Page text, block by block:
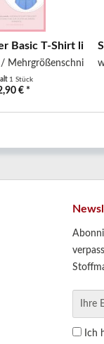
Basic T-Shirt
Mehrgrößenschnitt
1 Stück
€ *
Ich